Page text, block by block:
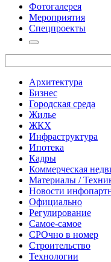
Фотогалерея
Мероприятия
Спецпроекты
Архитектура
Бизнес
Городская среда
Жилье
ЖКХ
Инфраструктура
Ипотека
Кадры
Коммерческая
Материалы /
Новости
Официально
Регулирование
Самое-самое
СРОчно в номер
Строительство
Технологии